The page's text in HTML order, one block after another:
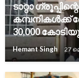
ടാറ്റാ
കമ്പനികൾക്ക്
30,000
Hemant Singh 27